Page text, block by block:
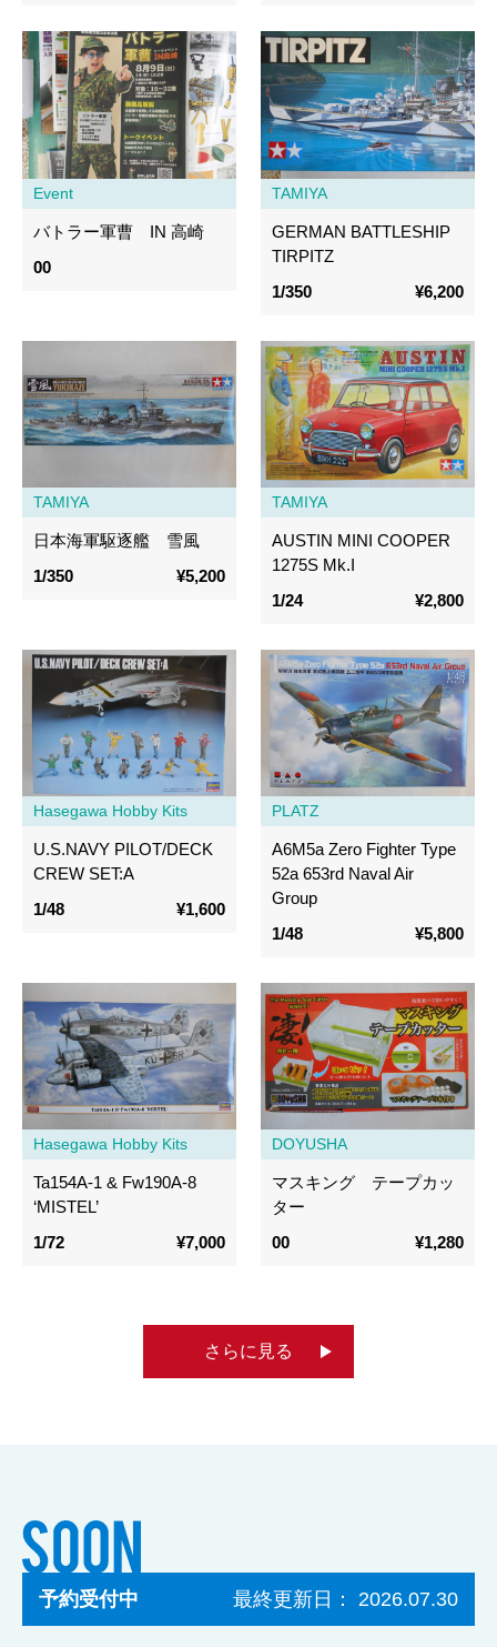
Event
バトラー軍曹 IN 高崎
00
TAMIYA
GERMAN BATTLESHIP
TIRPITZ
1/350
¥6,200
TAMIYA
日本海軍駆逐艦 雪風
1/350
¥5,200
TAMIYA
AUSTIN MINI COOPER
1275S Mk.I
1/24
¥2,800
Hasegawa Hobby Kits
U.S.NAVY PILOT/DECK
CREW SET:A
1/48
¥1,600
PLATZ
A6M5a Zero Fighter Type
52a 653rd Naval Air
Group
1/48
¥5,800
Hasegawa Hobby Kits
Ta154A-1 & Fw190A-8
‘MISTEL’
1/72
¥7,000
DOYUSHA
マスキング テープカッ
ター
00
¥1,280
さらに見る
予約受付中 最終更新日： 2026.07.30